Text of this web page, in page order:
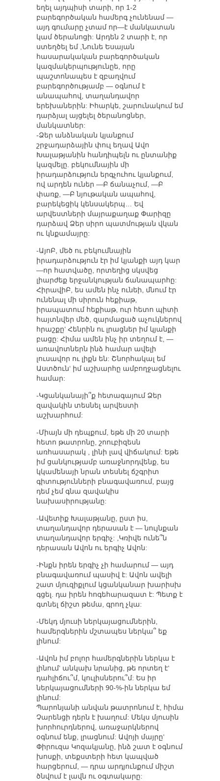
եղել այդպիսի տարի, որ 1-2
բարեգործական համերգ չունենամ —
այդ գումարը չտամ որ—է մանկատան
կամ ծերանոցի: Արդեն 2 տարի է, որ
ստեղծել եմ ,Նունե Եսայան
հասարակական բարեգործական
կազմակերպությունըե, որը
պաշտոնապես է զբաղվում
բարեգործությամբ — օգնում է
անապահով, տաղանդավոր
երեխաներին: Իհարկե, շարունակում եմ
դարձյալ այցելել ծերանոցներ,
մանկատներ:
-Ձեր անձնական կյանքում
շրջադարձային փուլ եղավ Ավո
Խալաթյանին հանդիպելն ու ընտանիք
կազմելը. բեկումնային մի
իրադարձություն երգչուհու կյանքում,
ով արդեն ուներ —Բ ճանաչում, —Բ
փառք, —Բ նյութական ապահով,
բարեկեցիկ կենսակերպ… Եվ
արվեստների մայրաքաղաք Փարիզը
դարձավ Ձեր սիրո պատմության վկան
ու կնքամայրը:
-ԱյոԲ, մեծ ու բեկումնային
իրադարձություն էր իմ կյանքի այդ կար
—որ հատվածը, որտեղից սկսվեց
լիարժեք երջանկության ճանապարհը:
ՀիրավիԲ, ես ամեն ինչ ունեի, մնում էր
ունենալ մի սիրուն հեքիաթ,
իրապատում հեքիաթ, ուր հետո պիտի
հայտնվեր մեծ, զարմացած աչուկներով
հրաշքը‘ Հենրին ու լրացներ իմ կյանքի
բացը: Հիմա ամեն ինչ իր տեղում է, —
առավոտներն ինձ համար ավելի
լուսավոր ու լիքն են: Շնորհակալ եմ
Աստծուն‘ իմ աշխարհը ամբողջացնելու
համար:
-Կցանկանայի՞ք հետագայում Ձեր
զավակին տեսնել արվեստի
աշխարհում:
-Միայն մի դեպքում, եթե մի 20 տարի
հետո թատրոնը, շոուբիզեսն
առհասարակ , լինի լավ վիճակում: Եթե
իմ ցանկությամբ առաջնորդվենք, ես
կկամենայի նրան տեսնել ճշգրիտ
գիտությունների բնագավառում, բայց
դեմ չեմ գնա զավակիս
նախասիրությանը:
-Ավետիք Խալաթյանը, ըստ իս,
տաղանդավոր դերասան է — նույնքան
տաղանդավոր երգիչ: ,Կռիվե ունե՞ն
դերասան Ավոն ու երգիչ Ավոն:
-Ինքն իրեն երգիչ չի համարում — այդ
բնագավառում պասիվ է: Ավոն ավելի
շատ մյուզիքլում կցանկանար խարիսխ
գցել. դա իրեն հոգեհարազատ է: Պետք է
գտնել ճիշտ թեմա, գրող չկա:
-Մեկդ մյուսի ներկայացումներին,
համերգներին մշտապես ներկա՞ եք
լինում:
-Ավոն իմ բոլոր համերգներին ներկա է
լինում‘ անկախ նրանից, թե որտեղ է‘
դահլիճու՞մ, կուլիսներու՞մ: Ես իր
ներկայացումների 90-%-ին ներկա եմ
լինում:
Պարոնյանի անվան թատրոնում է, հիմա
Չարենցի դերն է խաղում: Մեկս մյուսին
խորհուրդներով, առաջարկներով
օգնում ենք, լրացնում: Ավոյի մայրը‘
Փիրուզա Կոզակյանը, ինձ շատ է օգնում
խոսքի, տեքստերի հետ կապված
հարցերում, — դրա արդյունքում միշտ
ծնվում է լավն ու օգտակարը: